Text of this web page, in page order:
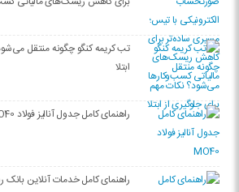
تب کریمه کنگو چگونه منتقل
ابتلا
راهنمای کامل جدول آنالیز فولاد MO40
راهنمای کامل خدمات آنلاین بانک